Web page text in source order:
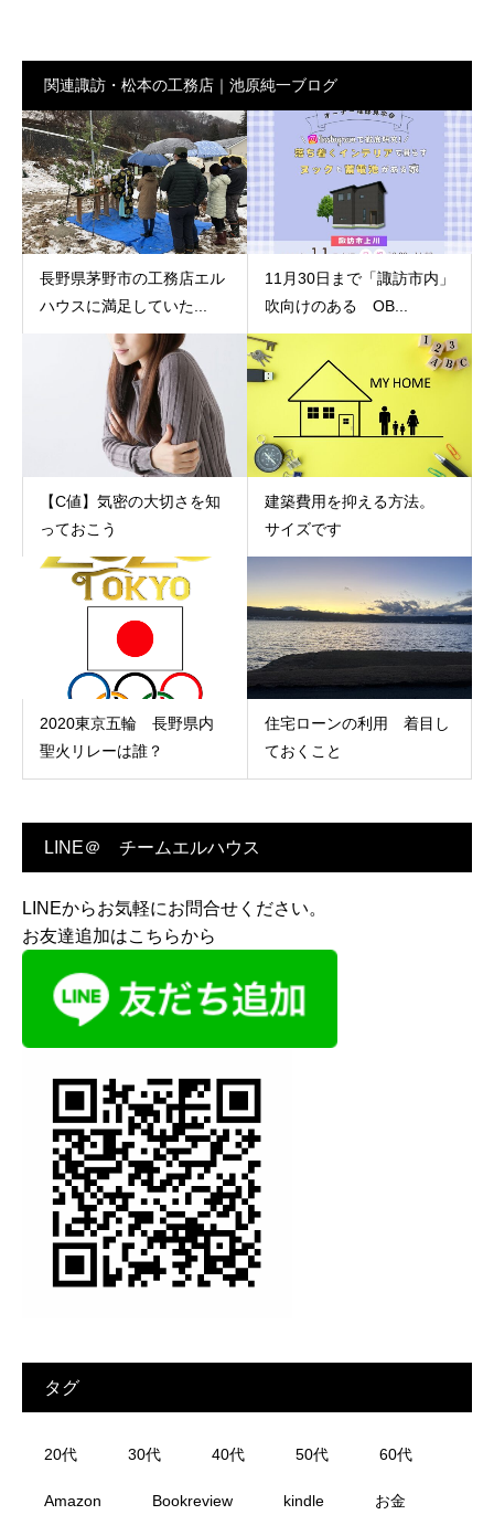
関連諏訪・松本の工務店｜池原純一ブログ
長野県茅野市の工務店エル
ハウスに満足していた...
11月30日まで「諏訪市内」
吹向けのある OB...
【C値】気密の大切さを知
っておこう
建築費用を抑える方法。
サイズです
2020東京五輪 長野県内
聖火リレーは誰？
住宅ローンの利用 着目し
ておくこと
LINE＠ チームエルハウス
LINEからお気軽にお問合せください。
お友達追加はこちらから
タグ
20代 30代 40代 50代 60代
Amazon Bookreview kindle お金